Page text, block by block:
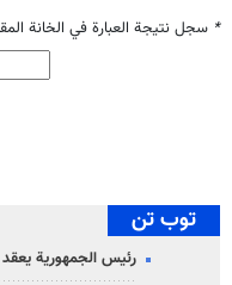
* سجل نتيجة العبارة في الخانة
توب تن
رئيس الجمهورية